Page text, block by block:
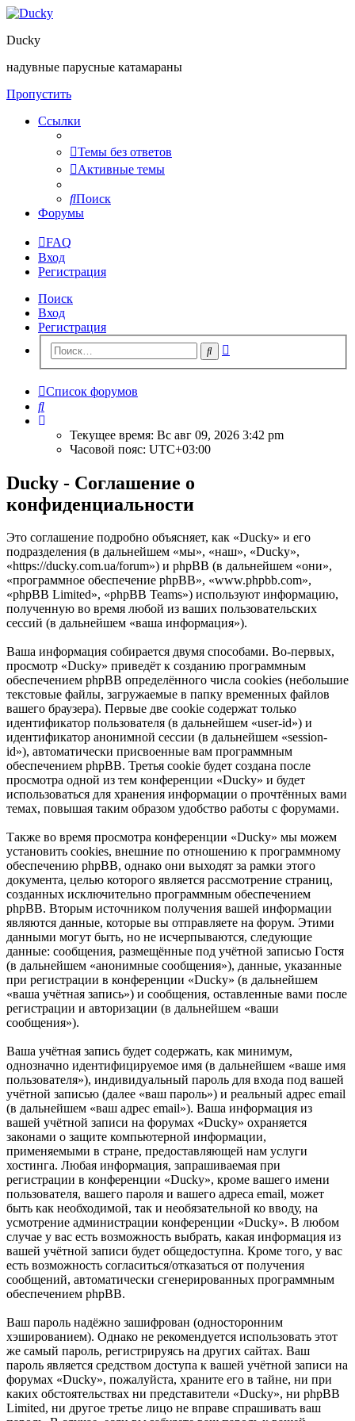
Ducky
надувные парусные катамараны
Пропустить
Ссылки
Темы без ответов
Активные темы
Поиск
Форумы
FAQ
Вход
Регистрация
Поиск
Вход
Регистрация
Поиск
Список форумов
Поиск
Текущее время: Вс авг 09, 2026 3:42 pm
Часовой пояс: UTC+03:00
Ducky - Соглашение о
конфиденциальности
Это соглашение подробно объясняет, как «Ducky» и его
подразделения (в дальнейшем «мы», «наш», «Ducky»,
«https://ducky.com.ua/forum») и phpBB (в дальнейшем «они»,
«программное обеспечение phpBB», «www.phpbb.com»,
«phpBB Limited», «phpBB Teams») используют информацию,
полученную во время любой из ваших пользовательских
сессий (в дальнейшем «ваша информация»).
Ваша информация собирается двумя способами. Во-первых,
просмотр «Ducky» приведёт к созданию программным
обеспечением phpBB определённого числа cookies (небольшие
текстовые файлы, загружаемые в папку временных файлов
вашего браузера). Первые две cookie содержат только
идентификатор пользователя (в дальнейшем «user-id») и
идентификатор анонимной сессии (в дальнейшем «session-
id»), автоматически присвоенные вам программным
обеспечением phpBB. Третья cookie будет создана после
просмотра одной из тем конференции «Ducky» и будет
использоваться для хранения информации о прочтённых вами
темах, повышая таким образом удобство работы с форумами.
Также во время просмотра конференции «Ducky» мы можем
установить cookies, внешние по отношению к программному
обеспечению phpBB, однако они выходят за рамки этого
документа, целью которого является рассмотрение страниц,
созданных исключительно программным обеспечением
phpBB. Вторым источником получения вашей информации
являются данные, которые вы отправляете на форум. Этими
данными могут быть, но не исчерпываются, следующие
данные: сообщения, размещённые под учётной записью Гостя
(в дальнейшем «анонимные сообщения»), данные, указанные
при регистрации в конференции «Ducky» (в дальнейшем
«ваша учётная запись») и сообщения, оставленные вами после
регистрации и авторизации (в дальнейшем «ваши
сообщения»).
Ваша учётная запись будет содержать, как минимум,
однозначно идентифицируемое имя (в дальнейшем «ваше имя
пользователя»), индивидуальный пароль для входа под вашей
учётной записью (далее «ваш пароль») и реальный адрес email
(в дальнейшем «ваш адрес email»). Ваша информация из
вашей учётной записи на форумах «Ducky» охраняется
законами о защите компьютерной информации,
применяемыми в стране, предоставляющей нам услуги
хостинга. Любая информация, запрашиваемая при
регистрации в конференции «Ducky», кроме вашего имени
пользователя, вашего пароля и вашего адреса email, может
быть как необходимой, так и необязательной ко вводу, на
усмотрение администрации конференции «Ducky». В любом
случае у вас есть возможность выбрать, какая информация из
вашей учётной записи будет общедоступна. Кроме того, у вас
есть возможность согласиться/отказаться от получения
сообщений, автоматически сгенерированных программным
обеспечением phpBB.
Ваш пароль надёжно зашифрован (односторонним
хэшированием). Однако не рекомендуется использовать этот
же самый пароль, регистрируясь на других сайтах. Ваш
пароль является средством доступа к вашей учётной записи на
форумах «Ducky», пожалуйста, храните его в тайне, ни при
каких обстоятельствах ни представители «Ducky», ни phpBB
Limited, ни другое третье лицо не вправе спрашивать ваш